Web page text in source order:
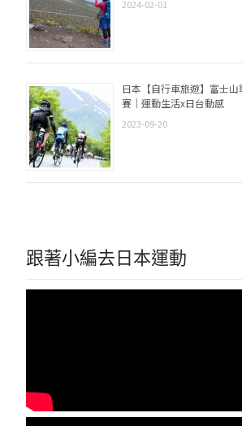
2024-02-01
日本【自行車旅遊】富士
賽｜運動生活x日台動感
2023-09-20
跟著小編去日本運動